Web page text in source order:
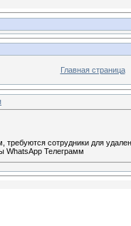
Главная страница
сотрудники для
WhatsApp Телеграмм